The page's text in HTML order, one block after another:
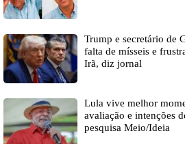
Trump e secretário de
falta de mísseis e
Irã, diz jornal
Lula vive melhor
avaliação e intenções
pesquisa Meio/Ideia